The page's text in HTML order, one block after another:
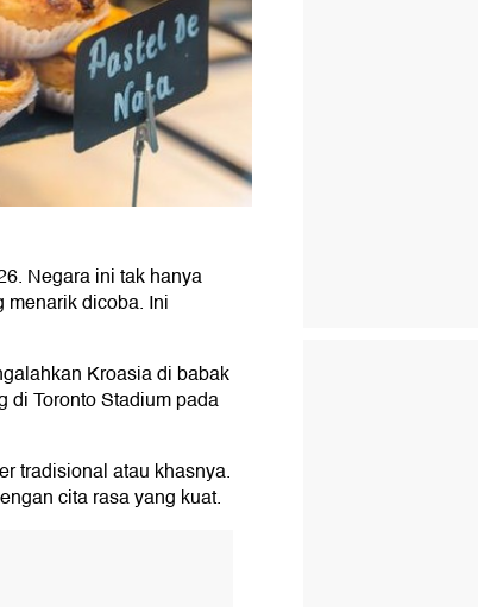
Negara ini tak hanya
dicoba. Ini
Kroasia di babak
di Toronto Stadium pada
tradisional atau khasnya.
cita rasa yang kuat.